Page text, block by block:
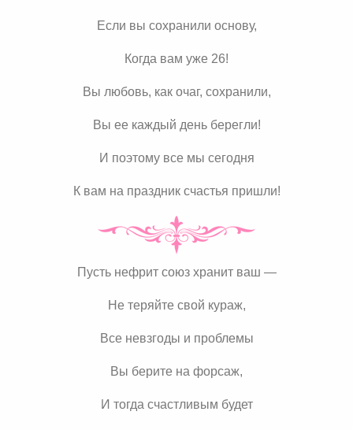
Если вы сохранили основу,
Когда вам уже 26!
Вы любовь, как очаг, сохранили,
Вы ее каждый день берегли!
И поэтому все мы сегодня
К вам на праздник счастья пришли!
Пусть нефрит союз хранит ваш —
Не теряйте свой кураж,
Все невзгоды и проблемы
Вы берите на форсаж,
И тогда счастливым будет